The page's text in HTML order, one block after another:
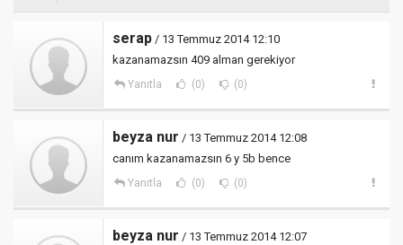
serap / 13 Temmuz 2014 12:10
kazanamazsın 409 alman gerekiyor
Yanıtla (0) (0)
beyza nur / 13 Temmuz 2014 12:08
canım kazanamazsın 6 y 5b bence
Yanıtla (0) (0)
beyza nur / 13 Temmuz 2014 12:07